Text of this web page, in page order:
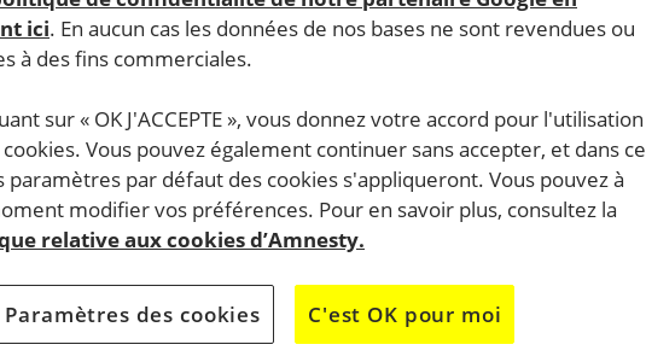
de la police nigériane chargée de combattre la
torture des personnes qu’elle détient afin de leur
et d’obtenir des pots-de-vin.
ici. En aucun cas les données de nos bases ne sont revendues ou
à des fins commerciales.
sur « OK J'ACCEPTE », vous donnez votre accord pour l'utilisation
cookies. Vous pouvez également continuer sans accepter, et dans ce
paramètres par défaut des cookies s'appliqueront. Vous pouvez à
modifier vos préférences. Pour en savoir plus, consultez la
relative aux cookies d’Amnesty.
Paramètres des cookies C'est OK pour moi